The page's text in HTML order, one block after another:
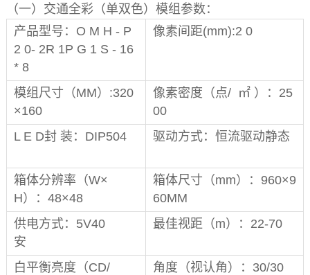
（一）交通全彩（单双色）模组参数：
产品型号：O M H - P
2 0- 2R 1P G 1 S - 16
* 8
像素间距(mm):2 0
模组尺寸（MM）:320
×160
像素密度（点/ ㎡ ）：25
00
L E D封 装：DIP504
驱动方式：恒流驱动静态
箱体分辨率（W×
H）：48×48
箱体尺寸（mm）：960×9
60MM
供电方式：5V40
安
最佳视距（m）：22-70
白平衡亮度（CD/
角度（视认角）：30/30